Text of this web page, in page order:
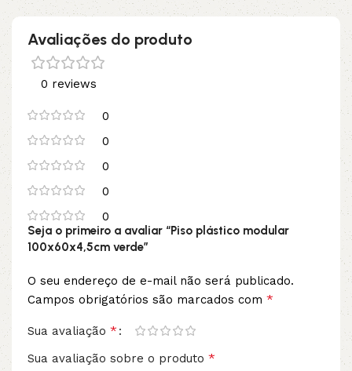
Avaliações do produto
0 reviews
0
0
0
0
0
Seja o primeiro a avaliar “Piso plástico modular
100x60x4,5cm verde”
O seu endereço de e-mail não será publicado.
Campos obrigatórios são marcados com *
Sua avaliação *
Sua avaliação sobre o produto *